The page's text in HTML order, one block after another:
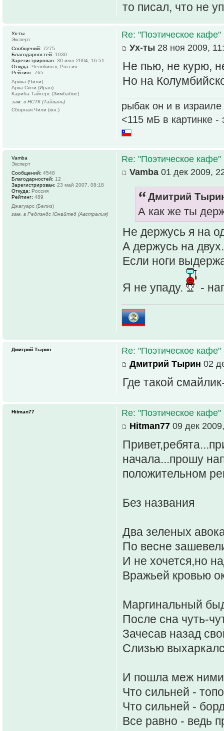
то писал, что не
Re: "Поэтическое кафе"
Ух-ты 28 ноя 2009,
Не пью, не курю,
Но на
рыбак он и в
<115 мБ в картинке -
Ух-ты
Эксперт
Сообщений: 7275
Благодарностей: 1030
Зарегистрирован: 30 июн 2004, 16:51
Откуда: Челябинск, Россия
Рейтинг: 765
Арика (Чили)
Арка Сити (Иран)
Кариба Тайгерс (Зимбабве)
зам. в НСТК (Тайвань)
Сборная Чили (юн.)
Re: "Поэтическое кафе"
Vamba 01 дек 2009,
Дмитрий
А как же ты
Не держусь я на
А держусь на двух.
Если ноги
Я не упаду. -
Vamba
Эксперт
Сообщений: 4548
Благодарностей: 12
Зарегистрирован: 23 май 2007, 08:18
Откуда: Россия
Рейтинг: 489
Джагуарс (Белиз)
зам. в Редлэндс Юнайтед (Австралия)
Re: "Поэтическое кафе"
Дмитрий Тырин 02
Где такой
Дмитрий Тырин
Re: "Поэтическое кафе"
Hitman77 09 дек
начала...прошу
положительном
Без названия
Два зеленых
По весне
И не хочется,но
Вражьей кровью
Маргинальный
После сна чуть-
Зачесав назад
Слизью
И пошла меж ними
Что сильней -
Что сильней -
Все равно - ведь
Hitman77